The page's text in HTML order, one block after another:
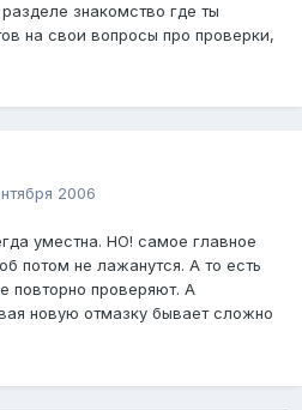
знакомство где ты
на свои вопросы про проверки,
2006
уместна. НО! самое главное
потом не лажанутся. А то есть
повторно проверяют. А
новую отмазку бывает сложно